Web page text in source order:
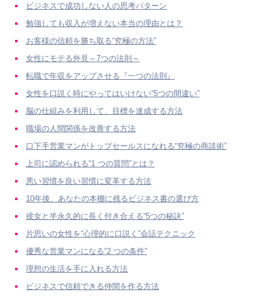
ビジネスで成功しない人の思考パターン
勉強しても収入が増えない本当の理由とは？
お客様の信頼を勝ち取る“究極の方法”
女性にモテる外見～7つの法則～
転職で年収をアップさせる『一つの法則』
女性を口説く時にやってはいけない“5つの間違い”
脳の仕組みを利用して、目標を達成する方法
職場の人間関係を改善する方法
口下手営業マンがトップセールスになれる“究極の商談術”
上司に認められる“1 つの質問”とは？
悪い習慣を良い習慣に変革する方法
10年後、あなたの本棚に残るビジネス書の選び方
彼女と半永久的に長く付き合える“5つの秘訣”
片思いの女性を“心理的に口説く”会話テクニック
優秀な営業マンになる“2 つの条件”
理想の生活を手に入れる方法
ビジネスで信頼できる仲間を作る方法